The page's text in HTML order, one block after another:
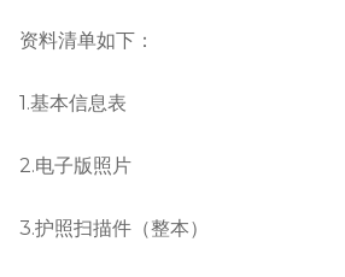
资料清单如下：
1.基本信息表
2.电子版照片
3.护照扫描件（整本）